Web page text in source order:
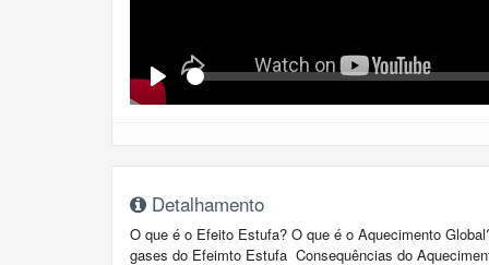
Play
Detalhamento
O que é o Efeito Estufa? O que é o Aquecimento
gases do Efeimto Estufa Consequências do